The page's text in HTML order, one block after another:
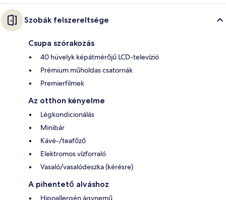
Szobák felszereltsége
Csupa szórakozás
40 hüvelyk képátmérőjű LCD-televízió
Prémium műholdas csatornák
Premierfilmek
Az otthon kényelme
Légkondicionálás
Minibár
Kávé-/teafőző
Elektromos vízforraló
Vasaló/vasalódeszka (kérésre)
A pihentető alváshoz
Hipoallergén ágynemű